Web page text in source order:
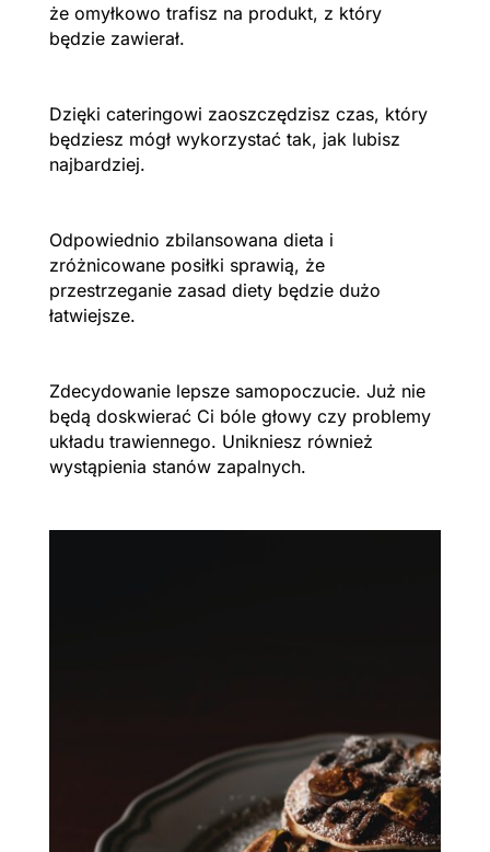
że omyłkowo trafisz na produkt, z który
będzie zawierał.
Dzięki cateringowi zaoszczędzisz czas, który
będziesz mógł wykorzystać tak, jak lubisz
najbardziej.
Odpowiednio zbilansowana dieta i
zróżnicowane posiłki sprawią, że
przestrzeganie zasad diety będzie dużo
łatwiejsze.
Zdecydowanie lepsze samopoczucie. Już nie
będą doskwierać Ci bóle głowy czy problemy
układu trawiennego. Unikniesz również
wystąpienia stanów zapalnych.